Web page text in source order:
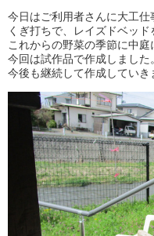
今日はご利用者さんに大工仕
くぎ打ちで、レイズドベッド
これからの野菜の季節に中庭
今回は試作品で作成しました。
今後も継続して作成していき